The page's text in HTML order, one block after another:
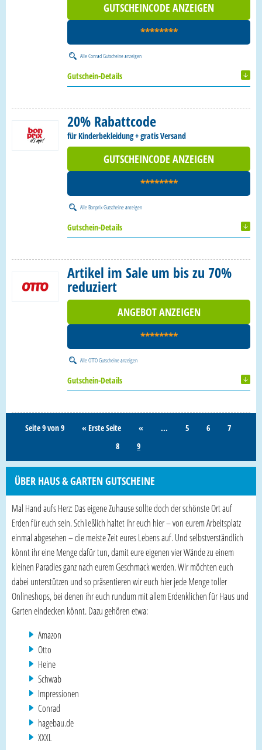
GUTSCHEINCODE ANZEIGEN
********
AlleConrad Gutscheineanzeigen
Gutschein-Details
20% Rabattcode
für Kinderbekleidung + gratis Versand
GUTSCHEINCODE ANZEIGEN
********
AlleBonprix Gutscheineanzeigen
Gutschein-Details
Artikel im Sale um bis zu 70%
reduziert
ANGEBOT ANZEIGEN
********
AlleOTTO Gutscheineanzeigen
Gutschein-Details
Seite 9 von 9 « Erste Seite « ... 5 6
7
8
9
ÜBER HAUS & GARTEN GUTSCHEINE
Mal Hand aufs Herz: Das eigene Zuhause sollte doch der schönste Ort auf
Erden für euch sein. Schließlich haltet ihr euch hier – von eurem Arbeitsplatz
einmal abgesehen – die meiste Zeit eures Lebens auf. Und selbstverständlich
könnt ihr eine Menge dafür tun, damit eure eigenen vier Wände zu einem
kleinen Paradies ganz nach eurem Geschmack werden. Wir möchten euch
dabei unterstützen und so präsentieren wir euch hier jede Menge toller
Onlineshops, bei denen ihr euch rundum mit allem Erdenklichen für Haus und
Garten eindecken könnt. Dazu gehören etwa:
Amazon
Otto
Heine
Schwab
Impressionen
Conrad
hagebau.de
XXXL